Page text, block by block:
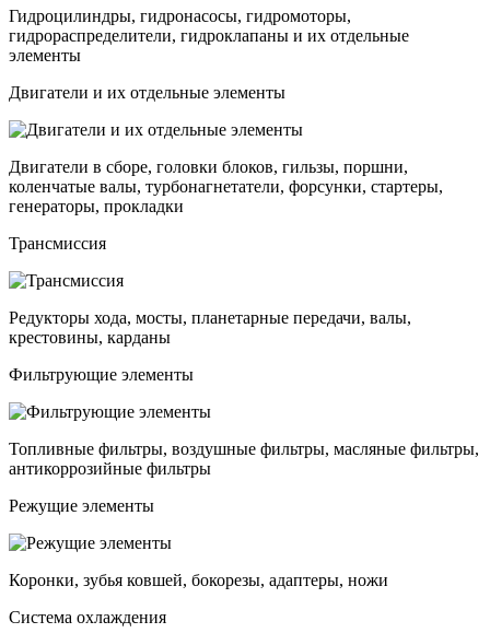
Гидроцилиндры, гидронасосы, гидромоторы,
гидрораспределители, гидроклапаны и их отдельные
элементы
Двигатели и их отдельные элементы
Двигатели в сборе, головки блоков, гильзы, поршни,
коленчатые валы, турбонагнетатели, форсунки, стартеры,
генераторы, прокладки
Трансмиссия
Редукторы хода, мосты, планетарные передачи, валы,
крестовины, карданы
Фильтрующие элементы
Топливные фильтры, воздушные фильтры, масляные фильтры,
антикоррозийные фильтры
Режущие элементы
Коронки, зубья ковшей, бокорезы, адаптеры, ножи
Система охлаждения